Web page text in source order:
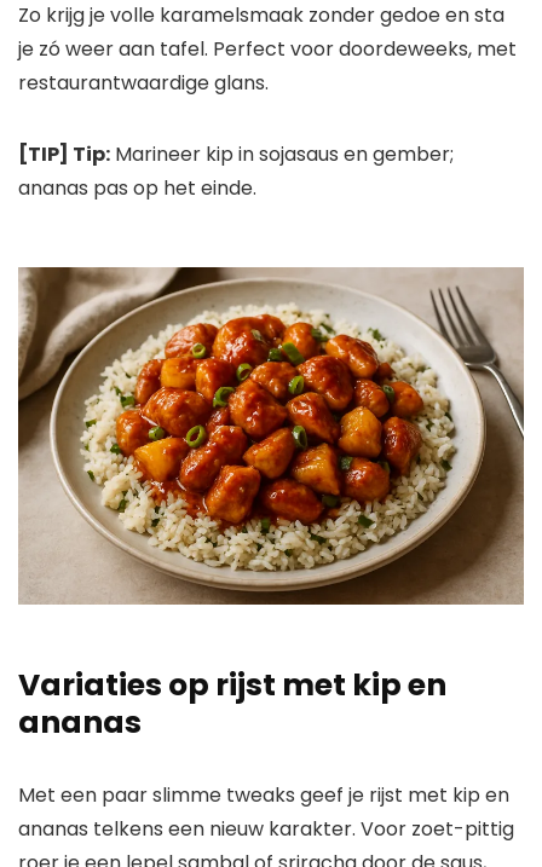
Zo krijg je volle karamelsmaak zonder gedoe en sta
je zó weer aan tafel. Perfect voor doordeweeks, met
restaurantwaardige glans.
[TIP] Tip: Marineer kip in sojasaus en gember;
ananas pas op het einde.
Variaties op rijst met kip en
ananas
Met een paar slimme tweaks geef je rijst met kip en
ananas telkens een nieuw karakter. Voor zoet-pittig